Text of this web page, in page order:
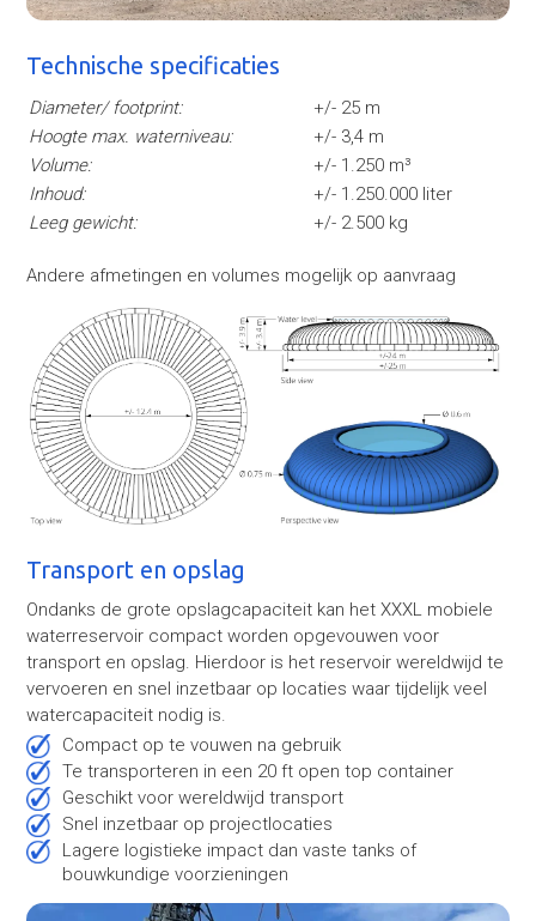
Technische specificaties
Diameter/ footprint:
+/- 25 m
Hoogte max. waterniveau:
+/- 3,4 m
Volume:
+/- 1.250 m³
Inhoud:
+/- 1.250.000 liter
Leeg gewicht:
+/- 2.500 kg
Andere afmetingen en volumes mogelijk op aanvraag
Transport en opslag
Ondanks de grote opslagcapaciteit kan het XXXL mobiele
waterreservoir compact worden opgevouwen voor
transport en opslag. Hierdoor is het reservoir wereldwijd te
vervoeren en snel inzetbaar op locaties waar tijdelijk veel
watercapaciteit nodig is.
Compact op te vouwen na gebruik
Te transporteren in een 20 ft open top container
Geschikt voor wereldwijd transport
Snel inzetbaar op projectlocaties
Lagere logistieke impact dan vaste tanks of
bouwkundige voorzieningen